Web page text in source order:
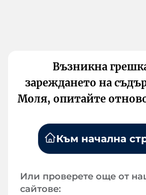
Възникна
зареждането на
Моля, опитайте
Към начална
Или проверете още от
сайтове: